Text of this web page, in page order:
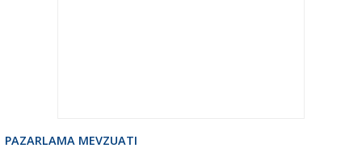
PAZARLAMA MEVZUATI